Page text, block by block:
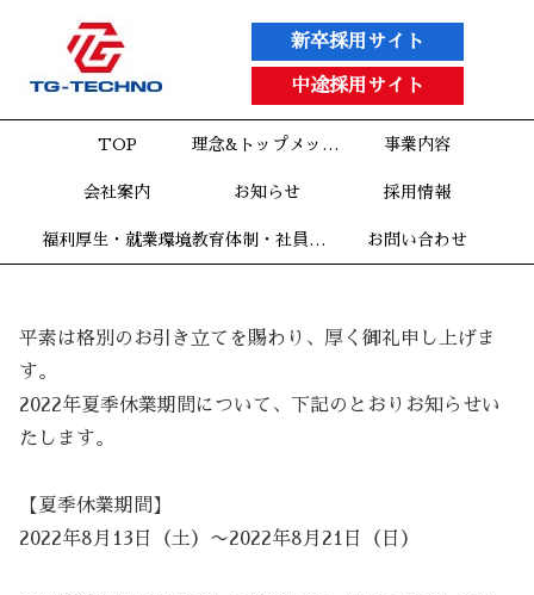
新卒採用サイト
中途採用サイト
TOP 理念&トップメッセージ 事業内容
会社案内 お知らせ 採用情報
福利厚生・就業環境 教育体制・社員インタビュー お問い合わせ
平素は格別のお引き立てを賜わり、厚く御礼申し上げま
す。
2022年夏季休業期間について、下記のとおりお知らせい
たします。
【夏季休業期間】
2022年8月13日（土）〜2022年8月21日（日）